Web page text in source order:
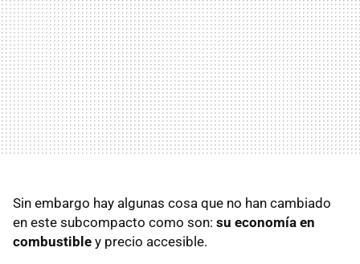
Sin embargo hay algunas cosa que no han cambiado
en este subcompacto como son: su economía en
combustible y precio accesible.